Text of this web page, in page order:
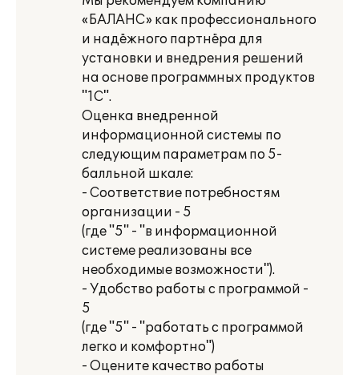
«БАЛАНС» как профессионального
и надёжного партнёра для
установки и внедрения решений
на основе программных продуктов
"1С".
Оценка внедренной
информационной системы по
следующим параметрам по 5-
балльной шкале:
- Соответствие потребностям
организации - 5
(где "5" - "в информационной
системе реализованы все
необходимые возможности").
- Удобство работы с программой -
5
(где "5" - "работать с программой
легко и комфортно")
- Оцените качество работы